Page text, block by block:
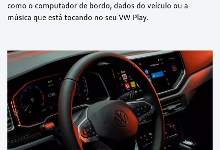
como o computador de bordo, dados do veículo ou a
música que está tocando no seu VW Play.